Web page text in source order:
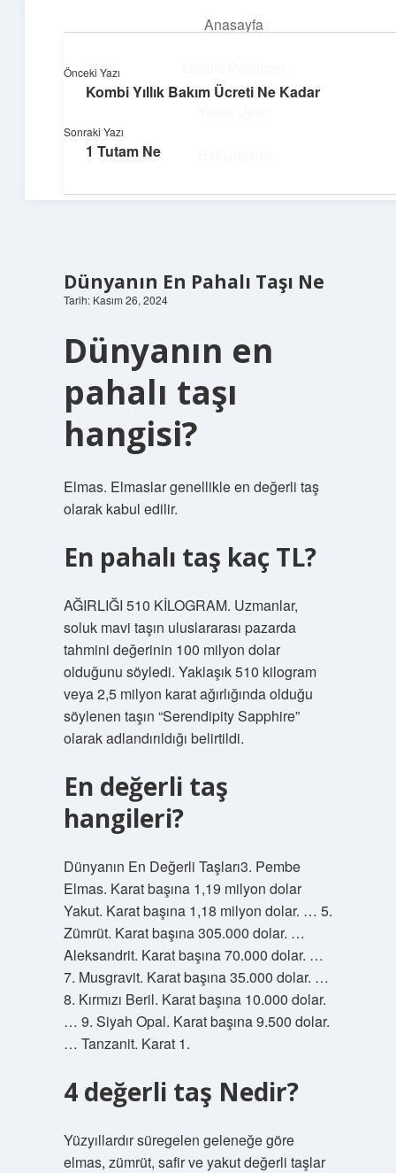
Anasayfa
Dijital dünyada keyifli bir macera!
Dünyanın En Pahalı Taşı Ne
Tarih: Kasım 26, 2024
Dünyanın en
pahalı taşı
hangisi?
Elmas. Elmaslar genellikle en değerli taş
olarak kabul edilir.
En pahalı taş kaç TL?
AĞIRLIĞI 510 KİLOGRAM. Uzmanlar,
soluk mavi taşın uluslararası pazarda
tahmini değerinin 100 milyon dolar
olduğunu söyledi. Yaklaşık 510 kilogram
veya 2,5 milyon karat ağırlığında olduğu
söylenen taşın “Serendipity Sapphire”
olarak adlandırıldığı belirtildi.
En değerli taş
hangileri?
Dünyanın En Değerli Taşları3. Pembe
Elmas. Karat başına 1,19 milyon dolar
Yakut. Karat başına 1,18 milyon dolar. … 5.
Zümrüt. Karat başına 305.000 dolar. …
Aleksandrit. Karat başına 70.000 dolar. …
7. Musgravit. Karat başına 35.000 dolar. …
8. Kırmızı Beril. Karat başına 10.000 dolar.
… 9. Siyah Opal. Karat başına 9.500 dolar.
… Tanzanit. Karat 1.
4 değerli taş Nedir?
Yüzyıllardır süregelen geleneğe göre
elmas, zümrüt, safir ve yakut değerli taşlar
Önceki Yazı
Kombi Yıllık Bakım Ücreti Ne Kadar
Sonraki Yazı
1 Tutam Ne